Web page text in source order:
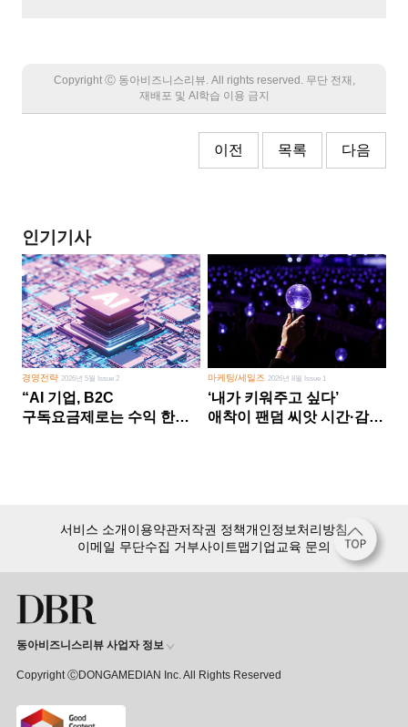
Copyright Ⓒ 동아비즈니스리뷰. All rights reserved. 무단 전재,
재배포 및 AI학습 이용 금지
이전 목록 다음
인기기사
경영전략 2026년 5월 Issue 2
“AI 기업, B2C
구독요금제로는 수익 한계
마케팅/세일즈 2026년 8월 Issue 1
‘내가 키워주고 싶다’
애착이 팬덤 씨앗 시간·감정
15,000여 건의 DBR 콘텐츠를
서비스 소개이용약관저작권 정책개인정보처리방침
이메일 무단수집 거부사이트맵기업교육 문의
동아비즈니스리뷰 사업자 정보
Copyright ⒸDONGAMEDIAN Inc. All Rights Reserved